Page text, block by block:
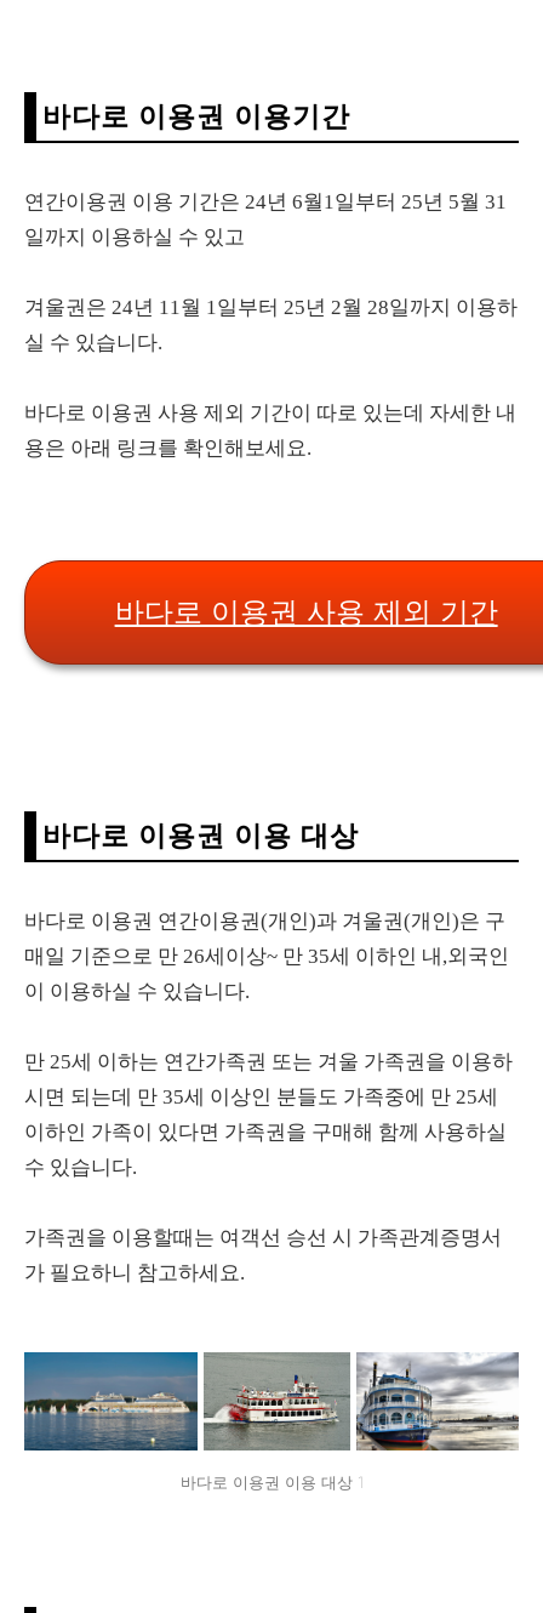
바다로 이용권 이용기간
연간이용권 이용 기간은 24년 6월1일부터 25년 5월 31
일까지 이용하실 수 있고
겨울권은 24년 11월 1일부터 25년 2월 28일까지 이용하
실 수 있습니다.
바다로 이용권 사용 제외 기간이 따로 있는데 자세한 내
용은 아래 링크를 확인해보세요.
바다로 이용권 사용 제외 기간
바다로 이용권 이용 대상
바다로 이용권 연간이용권(개인)과 겨울권(개인)은 구
매일 기준으로 만 26세이상~ 만 35세 이하인 내,외국인
이 이용하실 수 있습니다.
만 25세 이하는 연간가족권 또는 겨울 가족권을 이용하
시면 되는데 만 35세 이상인 분들도 가족중에 만 25세
이하인 가족이 있다면 가족권을 구매해 함께 사용하실
수 있습니다.
가족권을 이용할때는 여객선 승선 시 가족관계증명서
가 필요하니 참고하세요.
바다로 이용권 이용 대상 1